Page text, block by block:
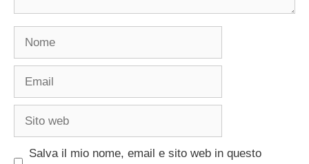
Nome
Email
Sito
Salva il mio nome, email e sito web in questo